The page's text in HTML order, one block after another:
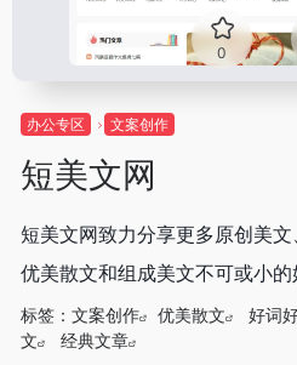
0
办公专区 文案创作
短美文网
短美文网致力分享更多原创美文
优美散文和组成美文不可或小的
标签： 文案创作 优美散文 好词
文
经典文章